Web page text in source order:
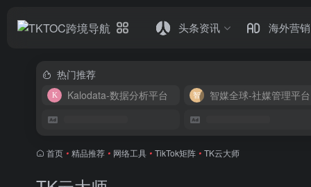
头条资讯 海外营销
热门推荐
Kalodata-数据分析平台
智媒全球-社媒管理平台
首页 • 精品推荐 • 网络工具 • TikTok矩阵 • TK云大师